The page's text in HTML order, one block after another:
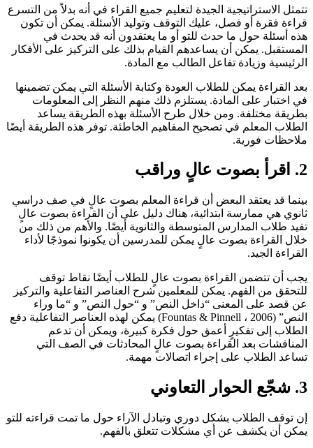
تتمثل الاستراتيجية الجيدة لتعليم جميع القراء في أنه بدلاً من التسرع
قراءة فقرة أو فصل، عليك التوقف وتوليد الأسئلة. يمكن أن تكون
هذه أسئلة حول ما حدث للتو أو ما يعتقدون أنه قد يحدث في
المستقبل. يمكن أن يساعدهم القيام بذلك على التركيز على الأفكار
الرئيسية وزيادة تفاعل الطالب مع المادة.
بعد القراءة يمكن للطلاب العودة وكتابة الأسئلة التي يمكن تضمينها
في اختبار على المادة. يستلزم ذلك منهم النظر إلى المعلومات
بطريقة مختلفة. ومن خلال طرح الأسئلة بهذه الطريقة يساعد
الطلاب المعلم في تصحيح المفاهيم الخاطئة. توفر هذه الطريقة أيضًا
ملاحظات فورية.
2
. اقرأ بصوت عالٍ وراقب
بينما قد يعتقد البعض أن قراءة المعلم بصوت عالٍ في صف دراسي
ثانوي هي ممارسة ابتدائية، هناك دليل على أن القراءة بصوت عالٍ
تفيد طلاب المدارس المتوسطة والثانوية أيضًا. والأهم من ذلك من
خلال القراءة بصوت عالٍ يمكن للمدرسين أن يكونوا نموذجًا لأداء
القراءة الجيد.
يجب أن تتضمن القراءة بصوت عالٍ للطلاب أيضًا نقاط توقف
للتحقق من الفهم. يمكن للمعلمين شرح العناصر التفاعلية والتركيز
عن قصد على المعنى “داخل النص” و “حول النص” و “ما وراء
النص” (Fountas & Pinnell ، 2006) يمكن لهذه العناصر التفاعلية دفع
الطلاب إلى تفكيرٍ أعمق حول فكرة كبيرة، ويمكن أن تدعم
المناقشات بعد القراءة بصوت عالٍ المحادثات في الصف التي
تساعد الطلاب على إجراء اتصالات مهمة.
3. شجّع الحوار التعاوني
إن توقف الطلاب بشكل دوري وتبادل الآراء حول ما تمت قراءته للتو
يمكن أن يكشف عن أي مشكلات تتعلق بالفهم.